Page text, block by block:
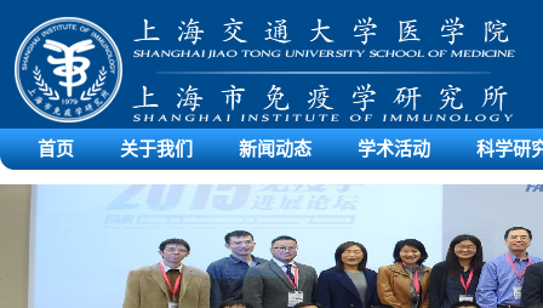
首页 关于我们 新闻动态 学术活动 科学研